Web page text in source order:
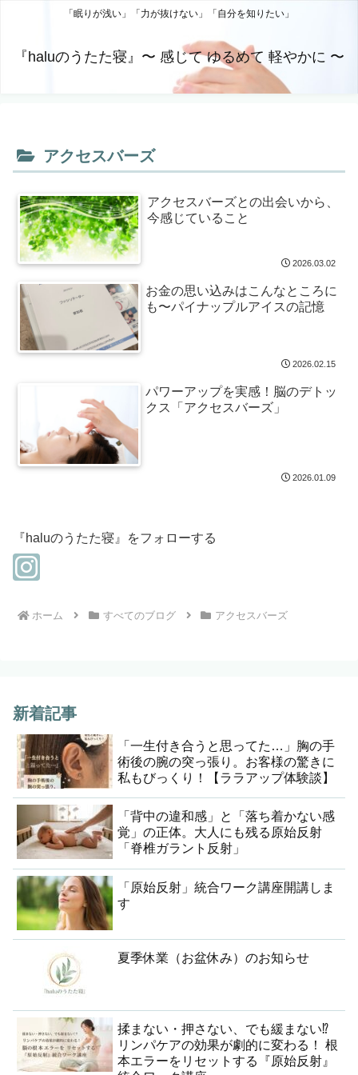
「眠りが浅い」「力が抜けない」「自分を知りたい」
『haluのうたた寝』〜 感じて ゆるめて 軽やかに 〜
アクセスバーズ
アクセスバーズとの出会いから、
今感じていること
2026.03.02
お金の思い込みはこんなところに
も〜パイナップルアイスの記憶
2026.02.15
パワーアップを実感！脳のデトッ
クス「アクセスバーズ」
2026.01.09
『haluのうたた寝』をフォローする
ホーム すべてのブログ アクセスバーズ
新着記事
「一生付き合うと思ってた…」胸の手
術後の腕の突っ張り。お客様の驚きに
私もびっくり！【ララアップ体験談】
「背中の違和感」と「落ち着かない感
覚」の正体。大人にも残る原始反射
「脊椎ガラント反射」
「原始反射」統合ワーク講座開講しま
す
夏季休業（お盆休み）のお知らせ
揉まない・押さない、でも緩まない⁉︎
リンパケアの効果が劇的に変わる！ 根
本エラーをリセットする『原始反射』